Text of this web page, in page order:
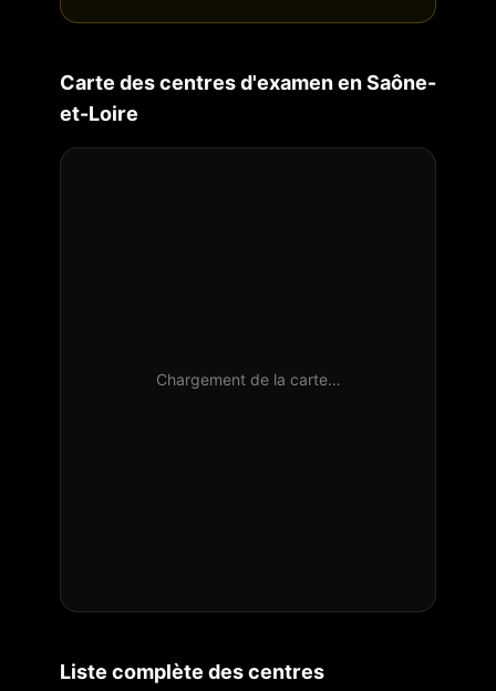
Carte des centres d'examen enSaône-
et-Loire
Chargement de la carte…
Liste complète des centres